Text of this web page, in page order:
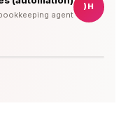
H(
agent